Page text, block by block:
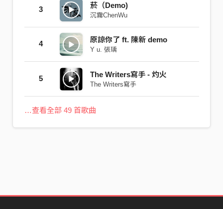
3 菸（Demo)
沉霧ChenWu
4 原諒你了 ft. 陳新 demo
Y u. 張瑀
5 The Writers寫手 - 灼火
The Writers寫手
…查看全部 49 首歌曲